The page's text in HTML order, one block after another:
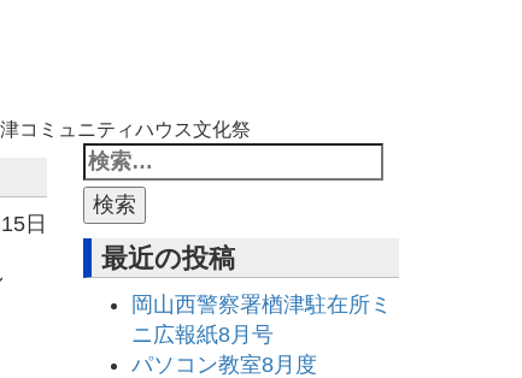
コミュニティハウス文化祭
日
最近の投稿
岡山西警察署楢津駐在所ミ
ニ広報紙8月号
パソコン教室8月度